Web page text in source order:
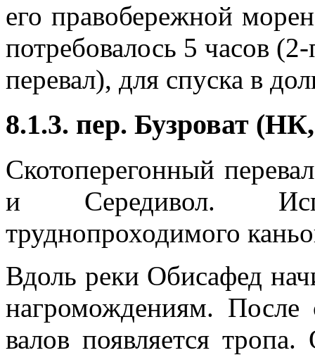
его правобережной
потребовалось 5 часов
перевал), для спуска в
8.1.3. пер. Бузроват
Скотоперегонный
и Середивол.
труднопроходимого
Вдоль реки Обисафед
нагромождениям.
валов появляется